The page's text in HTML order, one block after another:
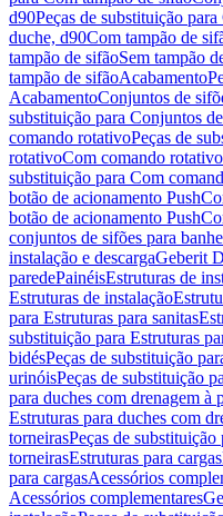
d90Peças de substituição
duche, d90Com tampão de
tampão de sifãoSem tampão
tampão de sifãoAcabamento
AcabamentoConjuntos de
substituição para Conjuntos
comando rotativoPeças de
rotativoCom comando
substituição para Com
botão de acionamento
botão de acionamento
conjuntos de sifões para
instalação e descargaGeberit
paredePainéisEstruturas de
Estruturas de instalação
para Estruturas para sanitas
substituição para Estruturas
bidésPeças de substituição
urinóisPeças de substituição
para duches com drenagem à
Estruturas para duches com
torneirasPeças de substituição
torneirasEstruturas para cargas
para cargasAcessórios
Acessórios complementares